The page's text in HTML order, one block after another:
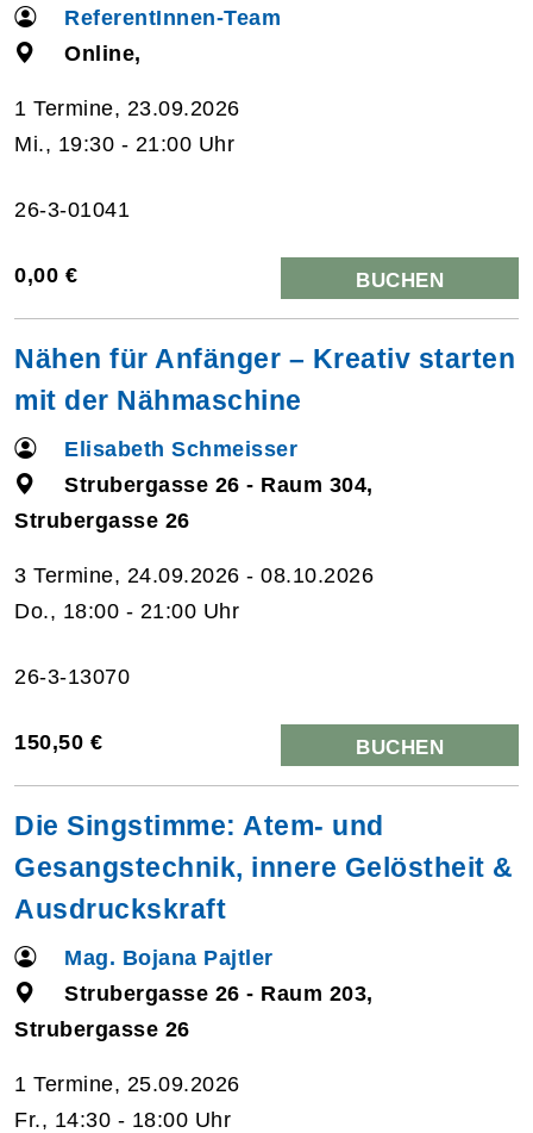
ReferentInnen-Team
Online,
1 Termine, 23.09.2026
Mi., 19:30 - 21:00 Uhr
26-3-01041
0,00 € BUCHEN
Nähen für Anfänger – Kreativ starten
mit der Nähmaschine
Elisabeth Schmeisser
Strubergasse 26 - Raum 304,
Strubergasse 26
3 Termine, 24.09.2026 - 08.10.2026
Do., 18:00 - 21:00 Uhr
26-3-13070
150,50 € BUCHEN
Die Singstimme: Atem- und
Gesangstechnik, innere Gelöstheit &
Ausdruckskraft
Mag. Bojana Pajtler
Strubergasse 26 - Raum 203,
Strubergasse 26
1 Termine, 25.09.2026
Fr., 14:30 - 18:00 Uhr